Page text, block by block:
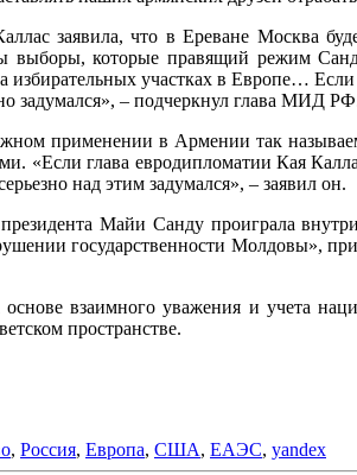
заявила, что в Ереване Москва
выборы, которые правящий режим
участках в Европе… Если
задумался», – подчеркнул глава МИД
в Армении так называемого
«Если глава евродипломатии Кая
над этим задумался», – заявил он.
Майи Санду проиграла
государственности Молдовы»,
взаимного уважения и учета
пространстве.
, Россия, Европа, США, ЕАЭС, yandex